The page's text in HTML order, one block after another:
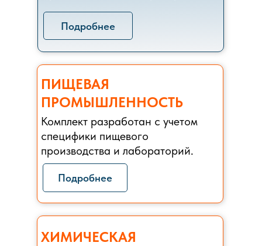
ПИЩЕВАЯ
ПРОМЫШЛЕННОСТЬ
ХИМИЧЕСКАЯ
Комплект разработан с учетом
специфики пищевого
производства и лабораторий.
Подробнее
Подробнее